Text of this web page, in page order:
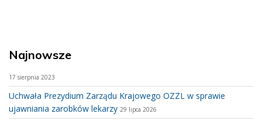
Najnowsze
17 sierpnia 2023
Uchwała Prezydium Zarządu Krajowego OZZL w sprawie
ujawniania zarobków lekarzy 29 lipca 2026